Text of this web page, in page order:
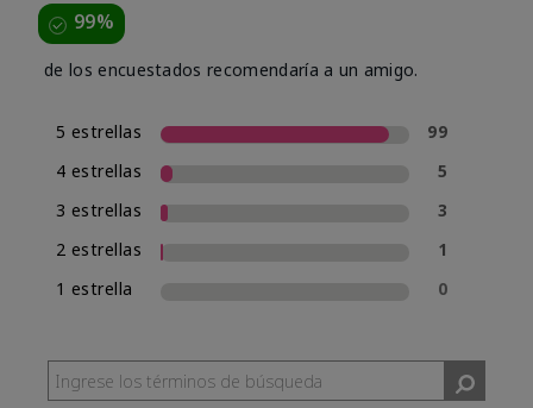
99%
de los encuestados recomendaría a un amigo.
5 estrellas
99
4 estrellas
5
3 estrellas
3
2 estrellas
1
1 estrella
0